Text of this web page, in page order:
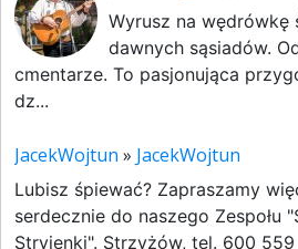
Wyrusz na wędrówkę
dawnych sąsiadów.
cmentarze. To pasjonująca
dz...
JacekWojtun » JacekWojtun
Lubisz śpiewać? Zapraszamy
serdecznie do naszego Zespołu
Stryjenki". Strzyżów, tel. 600